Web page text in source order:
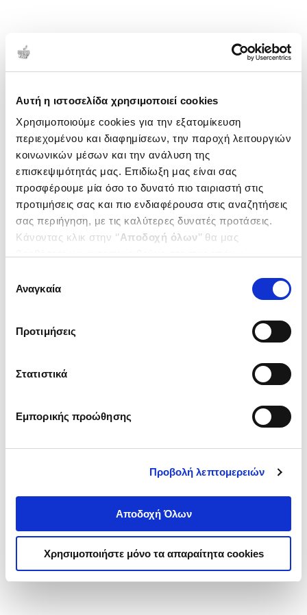
Αυτή η ιστοσελίδα χρησιμοποιεί cookies
Χρησιμοποιούμε cookies για την εξατομίκευση
περιεχομένου και διαφημίσεων, την παροχή λειτουργιών
κοινωνικών μέσων και την ανάλυση της
επισκεψιμότητάς μας. Επιδίωξη μας είναι σας
προσφέρουμε μία όσο το δυνατό πιο ταιριαστή στις
προτιμήσεις σας και πιο ενδιαφέρουσα στις αναζητήσεις
σας περιήγηση, με τις καλύτερες δυνατές προτάσεις.
Κάνοντας κλικ στην ‘’Αποδοχή όλων’’ θα μας
ενδιαφέρουν και να επιλέξετε από τα παρακάτω με την
΄΄και να ενημερωθείτε σχετικά με
συγκατάθεσης
Αναγκαία
Προτιμήσεις
Στατιστικά
Εμπορικής προώθησης
Προβολή λεπτομερειών
Αποδοχή Όλων
Χρησιμοποιήστε μόνο τα απαραίτητα cookies